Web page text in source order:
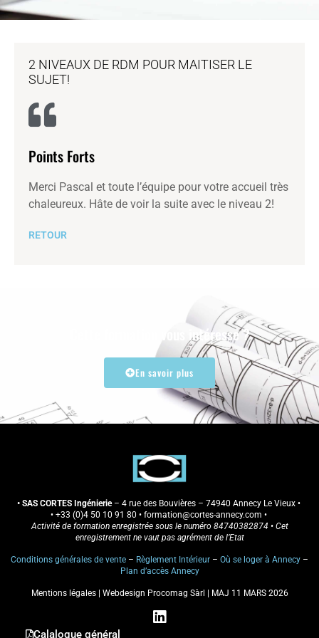
2 NIVEAUX DE RDM POUR MAITISER LE
SUJET!
Points Forts
Merci Pascal et toute l’équipe pour votre accueil très
chaleureux. Hâte de voir la suite avec le niveau 2!
RETOUR
Cette formation vous intéresse ?
En savoir plus
• SAS CORTES Ingénierie– 4 rue des Bouvières – 74940 Annecy Le Vieux •
• +33 (0)4 50 10 91 80 • formation@cortes-annecy.com •
Activité de formation enregistrée sous le numéro 84740382874 • Cet
enregistrement ne vaut pas agrément de l’Etat
Conditions générales de vente – Règlement Intérieur – Où se loger à Annecy –
Plan d’accès Annecy
Mentions légales| Webdesign Procomag Sàrl | MAJ 11 MARS 2026
L
Calalogue général